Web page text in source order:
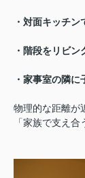
・対面キッチ
・階段をリビ
・家事室の隣
物理的な距離が
「家族で支え合